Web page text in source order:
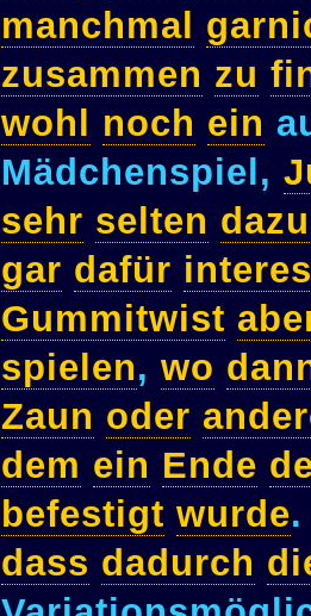
manchmal
zusammen zu
wohl noch ein
Mädchenspiel,
sehr selten dazu
gar dafür
Gummitwist
spielen, wo
Zaun oder
dem ein Ende
befestigt wurde
dass dadurch